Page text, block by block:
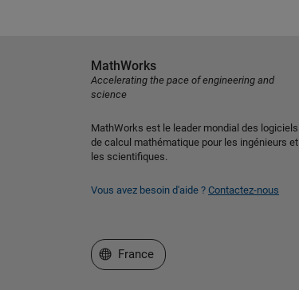
MathWorks
Accelerating the pace of engineering and
science
MathWorks est le leader mondial des logiciels
de calcul mathématique pour les ingénieurs et
les scientifiques.
Vous avez besoin d'aide ? Contactez-nous
Sélectionner un site web
France